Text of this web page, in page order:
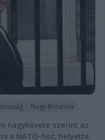
Nagy-Britannia
nagykövete szerint az
a NATO-hoz, helyette